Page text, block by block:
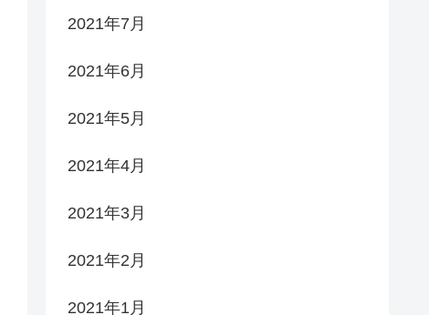
2021年7月
2021年6月
2021年5月
2021年4月
2021年3月
2021年2月
2021年1月